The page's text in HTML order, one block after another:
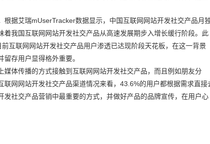
据艾瑞mUserTracker数据显示，中国互联网网站开发社交产品月
我国互联网网站开发社交产品从高速发展期步入增长缓行阶段。此
互联网网站开发社交产品用户渗透已达现阶段天花板，在这一背景
存用户显得格外重要。
体传播的方式接触到互联网网站开发社交产品，而且例如朋友分
网网站开发社交产品渠道情况来看，43.6%的用户都根据需求直接
社交产品营销中最重要的方式，并做好产品的品牌宣传，在用户心